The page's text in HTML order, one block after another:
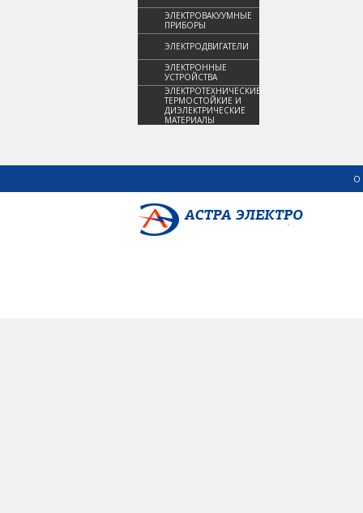
ЭЛЕКТРОВАКУУМНЫЕ
ПРИБОРЫ
ЭЛЕКТРОДВИГАТЕЛИ
ЭЛЕКТРОННЫЕ
УСТРОЙСТВА
ЭЛЕКТРОТЕХНИЧЕСКИЕ,
ТЕРМОСТОЙКИЕ И
ДИЭЛЕКТРИЧЕСКИЕ
МАТЕРИАЛЫ